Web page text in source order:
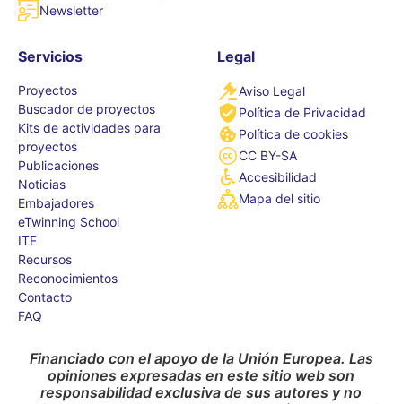
Newsletter
Servicios
Proyectos
Buscador de proyectos
Kits de actividades para
proyectos
Publicaciones
Noticias
Embajadores
eTwinning School
ITE
Recursos
Reconocimientos
Contacto
FAQ
Legal
Aviso Legal
Política de Privacidad
Política de cookies
CC BY-SA
Accesibilidad
Mapa del sitio
Financiado con el apoyo de la Unión Europea. Las
opiniones expresadas en este sitio web son
responsabilidad exclusiva de sus autores y no